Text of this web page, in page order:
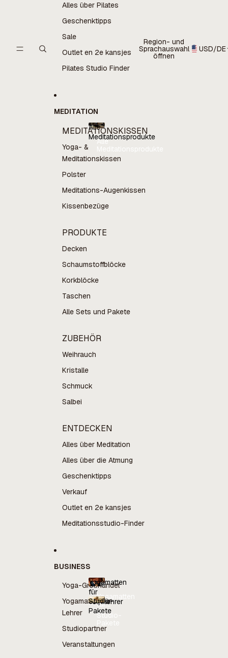
Alles über Pilates
Geschenktipps
Sale
Outlet en 2e kansjes
Pilates Studio Finder
MEDITATION
MEDITATIONSKISSEN
Yoga- &
Meditationskissen
Polster
Meditations-Augenkissen
Kissenbezüge
PRODUKTE
Decken
Schaumstoffblöcke
Korkblöcke
Taschen
Alle Sets und Pakete
ZUBEHÖR
Weihrauch
Kristalle
Schmuck
Salbei
ENTDECKEN
Alles über Meditation
Alles über die Atmung
Geschenktipps
Verkauf
Outlet en 2e kansjes
Meditationsstudio-Finder
Alle
Meditationsprodukte
Alle
BUSINESS
Yoga-Großhandel
Yogamatten für
Lehrer
Studiopartner
Veranstaltungen
Yogamatten
für
Yogalehrer
Yogamatten
für
Yogalehrer
Studio-
Pakete
Studio-
Region- und
Sprachauswahl
öffnen
USD/DE